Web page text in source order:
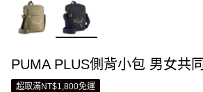
PUMA PLUS側背小包 男女共同
超取滿NT$1,800免運